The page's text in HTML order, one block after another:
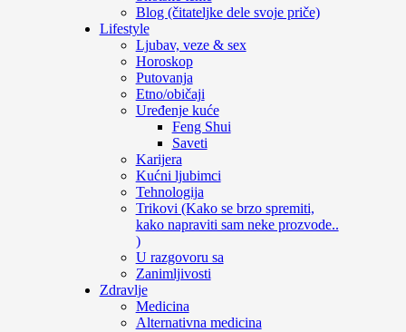
Blog (čitateljke dele svoje priče)
Lifestyle
Ljubav, veze & sex
Horoskop
Putovanja
Etno/običaji
Uređenje kuće
Feng Shui
Saveti
Karijera
Kućni ljubimci
Tehnologija
Trikovi (Kako se brzo spremiti,
kako napraviti sam neke prozvode..
)
U razgovoru sa
Zanimljivosti
Zdravlje
Medicina
Alternativna medicina